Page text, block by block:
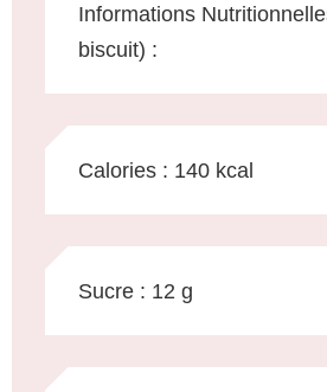
Informations
biscuit) :
Calories : 140 kcal
Sucre : 12 g